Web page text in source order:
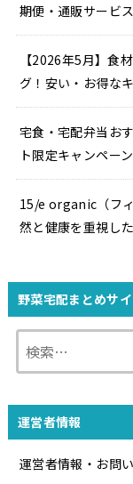
期便・通販サービ
【2026年5月】食
グ！安い・お得な
宅食・宅配弁当お
ト限定キャンペー
15/e organic（フ
然と健康を重視し
野菜宅配まとめサ
運営者情報
運営者情報・お問